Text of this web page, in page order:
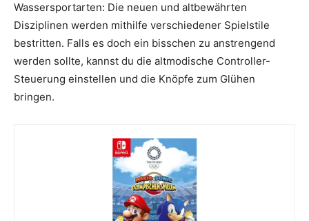
Wassersportarten: Die neuen und altbewährten
Disziplinen werden mithilfe verschiedener Spielstile
bestritten. Falls es doch ein bisschen zu anstrengend
werden sollte, kannst du die altmodische Controller-
Steuerung einstellen und die Knöpfe zum Glühen
bringen.